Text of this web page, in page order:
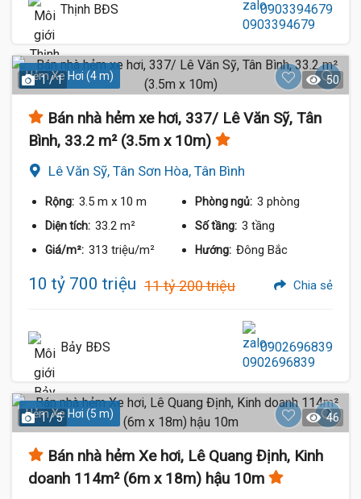
Thịnh BĐS 0903394679
Hẻm Xe Hơi (4 m)
1 / 1 50
Bán nhà hẻm xe hơi, 337/ Lê Văn Sỹ, Tân
Bình, 33.2 m² (3.5m x 10m)
Lê Văn Sỹ, Tân Sơn Hòa, Tân Bình
Rộng: 3.5 m x 10 m Phòng ngủ: 3 phòng
Diện tích: 33.2 m² Số tầng: 3 tầng
Giá/m²: 313 triệu/m² Hướng: Đông Bắc
10 tỷ 700 triệu 11 tỷ 200 triệu Chia sẻ
Bảy BĐS 0902696839
Hẻm Xe Hơi (5 m)
1 / 5 46
Bán nhà hẻm Xe hơi, Lê Quang Định, Kinh
doanh 114m² (6m x 18m) hậu 10m